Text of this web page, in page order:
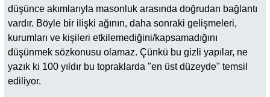
düşünce akımlarıyla masonluk arasında doğrudan bağlantı
vardır. Böyle bir ilişki ağının, daha sonraki gelişmeleri,
kurumları ve kişileri etkilemediğini/kapsamadığını
düşünmek sözkonusu olamaz. Çünkü bu gizli yapılar, ne
yazık ki 100 yıldır bu topraklarda "en üst düzeyde" temsil
ediliyor.